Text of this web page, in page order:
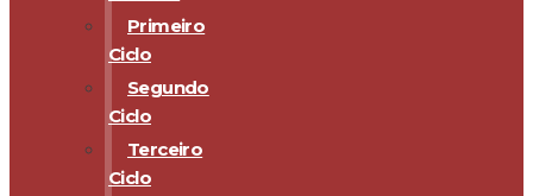
Primeiro
Ciclo
Segundo
Ciclo
Terceiro
Ciclo